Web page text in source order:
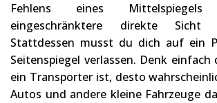
Fehlens eines
eingeschränktere direkte
Stattdessen musst du dich auf ein
Seitenspiegel verlassen. Denk einfach
ein Transporter ist, desto
Autos und andere kleine Fahrzeuge